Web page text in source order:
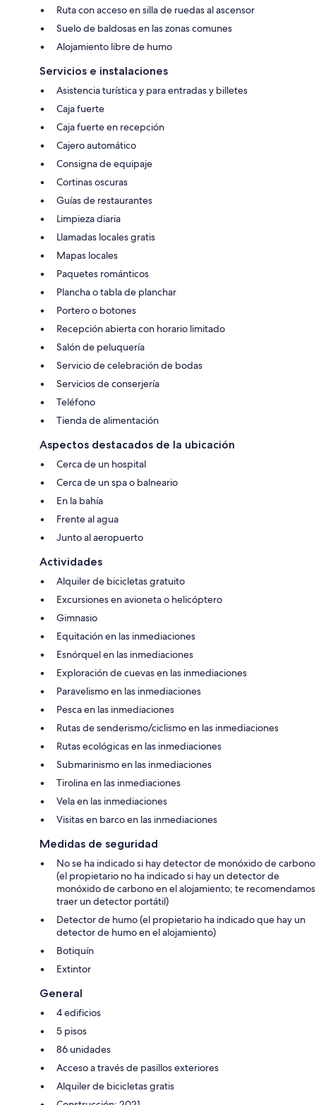
Ruta con acceso en silla de ruedas al ascensor
Suelo de baldosas en las zonas comunes
Alojamiento libre de humo
Servicios e instalaciones
Asistencia turística y para entradas y billetes
Caja fuerte
Caja fuerte en recepción
Cajero automático
Consigna de equipaje
Cortinas oscuras
Guías de restaurantes
Limpieza diaria
Llamadas locales gratis
Mapas locales
Paquetes románticos
Plancha o tabla de planchar
Portero o botones
Recepción abierta con horario limitado
Salón de peluquería
Servicio de celebración de bodas
Servicios de conserjería
Teléfono
Tienda de alimentación
Aspectos destacados de la ubicación
Cerca de un hospital
Cerca de un spa o balneario
En la bahía
Frente al agua
Junto al aeropuerto
Actividades
Alquiler de bicicletas gratuito
Excursiones en avioneta o helicóptero
Gimnasio
Equitación en las inmediaciones
Esnórquel en las inmediaciones
Exploración de cuevas en las inmediaciones
Paravelismo en las inmediaciones
Pesca en las inmediaciones
Rutas de senderismo/ciclismo en las inmediaciones
Rutas ecológicas en las inmediaciones
Submarinismo en las inmediaciones
Tirolina en las inmediaciones
Vela en las inmediaciones
Visitas en barco en las inmediaciones
Medidas de seguridad
No se ha indicado si hay detector de monóxido de carbono
(el propietario no ha indicado si hay un detector de
monóxido de carbono en el alojamiento; te recomendamos
traer un detector portátil)
Detector de humo (el propietario ha indicado que hay un
detector de humo en el alojamiento)
Botiquín
Extintor
General
4 edificios
5 pisos
86 unidades
Acceso a través de pasillos exteriores
Alquiler de bicicletas gratis